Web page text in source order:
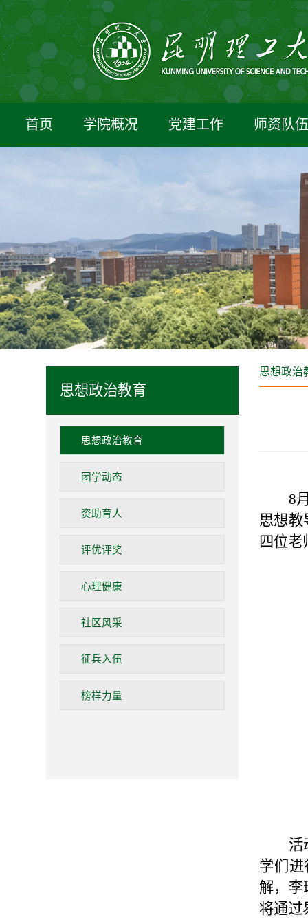
首页 学院概况 党建工作 师资队
思想政治教育
思想政治教育
团学动态
资助育人
评优评奖
心理健康
社区风采
征兵入伍
榜样力量
思想政治
8
思想
四位老
活
学们
解，李
将通过